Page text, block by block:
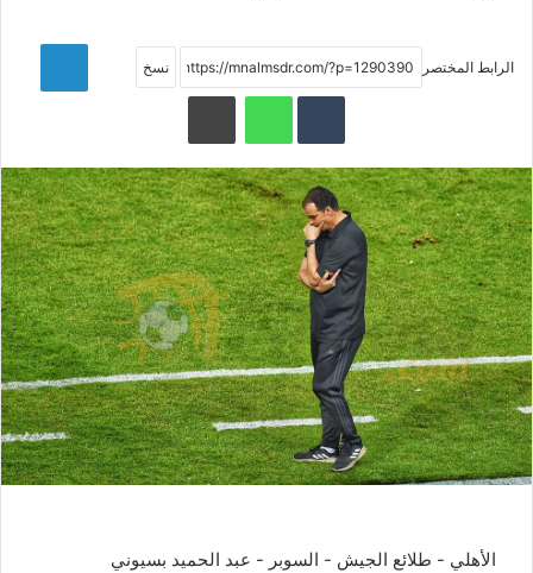
الرابط المختصر
LinkedIn
WhatsApp
Telegram
طباعة
الأهلي - طلائع الجيش - السوبر - عبد الحميد بسيوني